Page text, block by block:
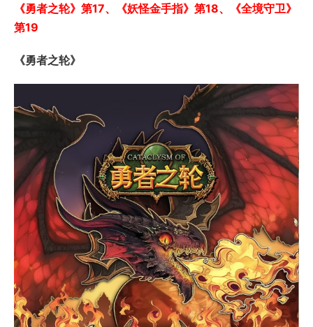
《勇者之轮》第17、《妖怪金手指》第18、《全境守卫》
第19
《勇者之轮》